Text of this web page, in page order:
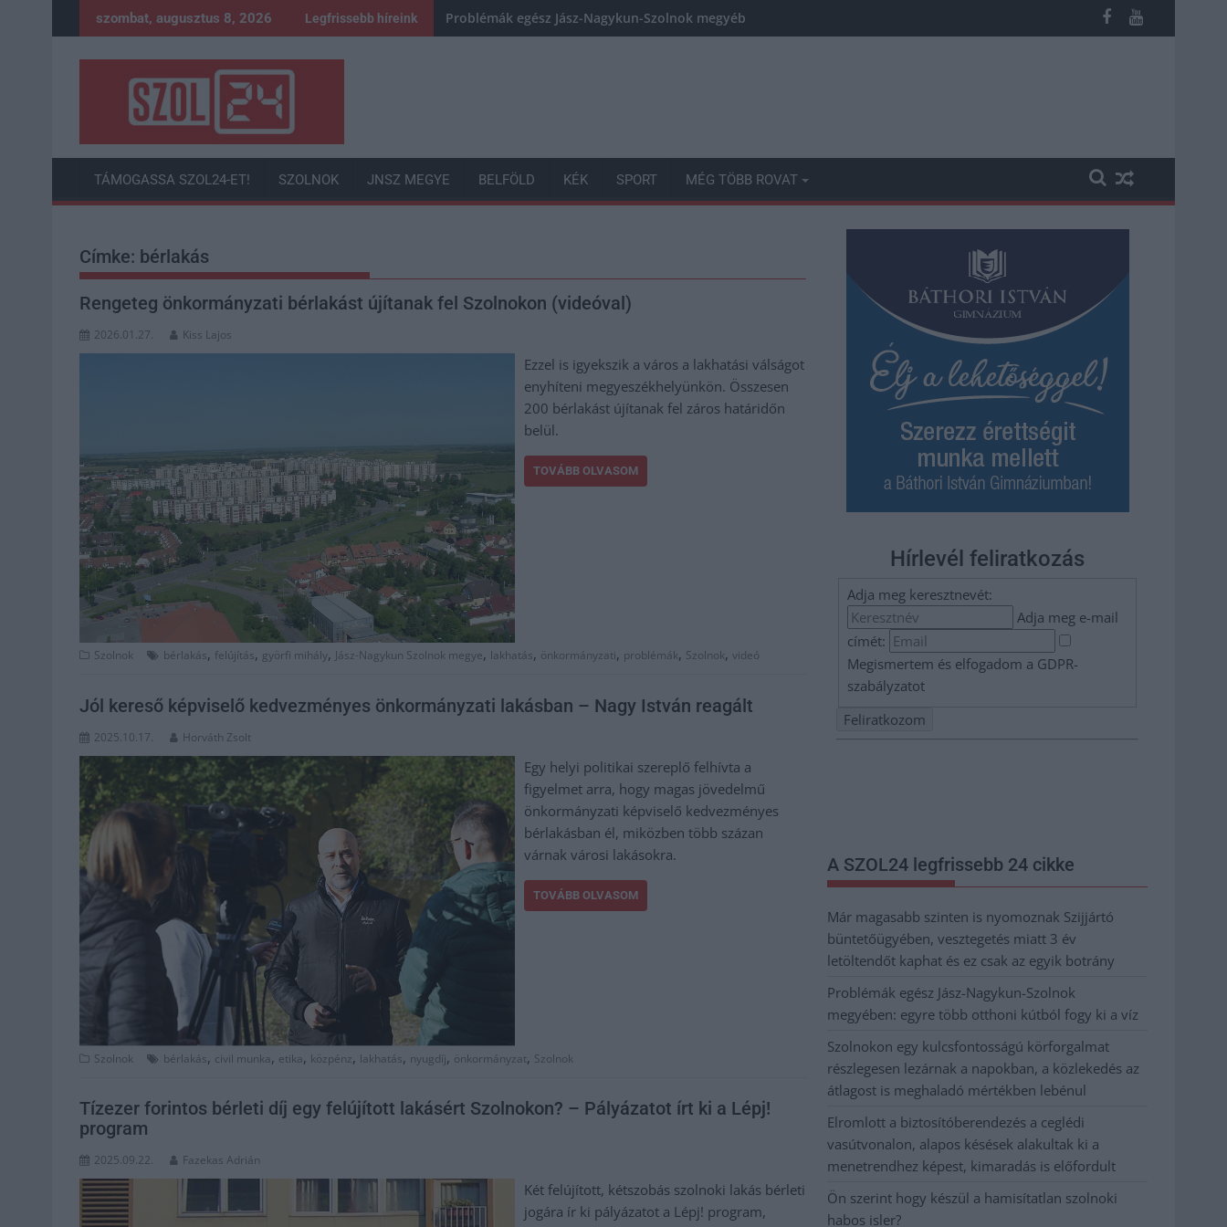
to
szombat, augusztus 8, 2026 Legfrissebb híreink Problémák egész Jász-Nagykun-Szolnok megyében: egyre több otthoni kútból fogy ki a víz
TÁMOGASSA SZOL24-ET! SZOLNOK JNSZ MEGYE BELFÖLD KÉK SPORT MÉG TÖBB ROVAT
Címke: bérlakás
Rengeteg önkormányzati bérlakást újítanak fel Szolnokon (videóval)
2026.01.27. Kiss Lajos
Ezzel is igyekszik a város a lakhatási válságot
enyhíteni megyeszékhelyünkön. Összesen
200 bérlakást újítanak fel záros határidőn
belül.
TOVÁBB OLVASOM
Szolnok bérlakás, felújítás, györfi mihály, Jász-Nagykun Szolnok megye, lakhatás, önkormányzati, problémák, Szolnok, videó
Jól kereső képviselő kedvezményes önkormányzati lakásban – Nagy István reagált
2025.10.17. Horváth Zsolt
Egy helyi politikai szereplő felhívta a
figyelmet arra, hogy magas jövedelmű
önkormányzati képviselő kedvezményes
bérlakásban él, miközben több százan
várnak városi lakásokra.
TOVÁBB OLVASOM
Szolnok bérlakás, civil munka, etika, közpénz, lakhatás, nyugdíj, önkormányzat, Szolnok
Tízezer forintos bérleti díj egy felújított lakásért Szolnokon? – Pályázatot írt ki a Lépj!
program
2025.09.22. Fazekas Adrián
Két felújított, kétszobás szolnoki lakás bérleti
jogára ír ki pályázatot a Lépj! program,
Hírlevél feliratkozás
Adja meg keresztnevét:
Adja meg e-mail
címét:
Megismertem és elfogadom a GDPR-
szabályzatot
A SZOL24 legfrissebb 24 cikke
Már magasabb szinten is nyomoznak Szijjártó
büntetőügyében, vesztegetés miatt 3 év
letöltendőt kaphat és ez csak az egyik botrány
Problémák egész Jász-Nagykun-Szolnok
megyében: egyre több otthoni kútból fogy ki a víz
Szolnokon egy kulcsfontosságú körforgalmat
részlegesen lezárnak a napokban, a közlekedés az
átlagost is meghaladó mértékben lebénul
Elromlott a biztosítóberendezés a ceglédi
vasútvonalon, alapos késések alakultak ki a
menetrendhez képest, kimaradás is előfordult
Ön szerint hogy készül a hamisítatlan szolnoki
habos isler?